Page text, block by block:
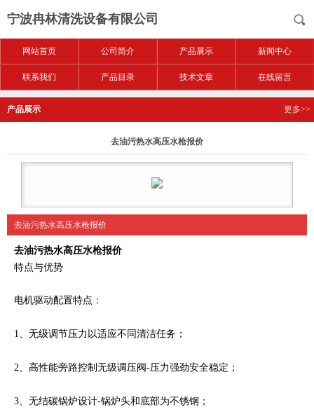
宁波冉林清洗设备有限公司
网站首页 公司简介 产品展示 新闻中心
联系我们 产品目录 技术文章 在线留言
产品展示 更多>>
去油污热水高压水枪报价
去油污热水高压水枪报价
去油污热水高压水枪报价
特点与优势
电机驱动配置特点：
1、无级调节压力以适应不同清洁任务；
2、高性能旁路控制无级调压阀-压力强劲安全稳定；
3、无结碳锅炉设计-锅炉头和底部为不锈钢；